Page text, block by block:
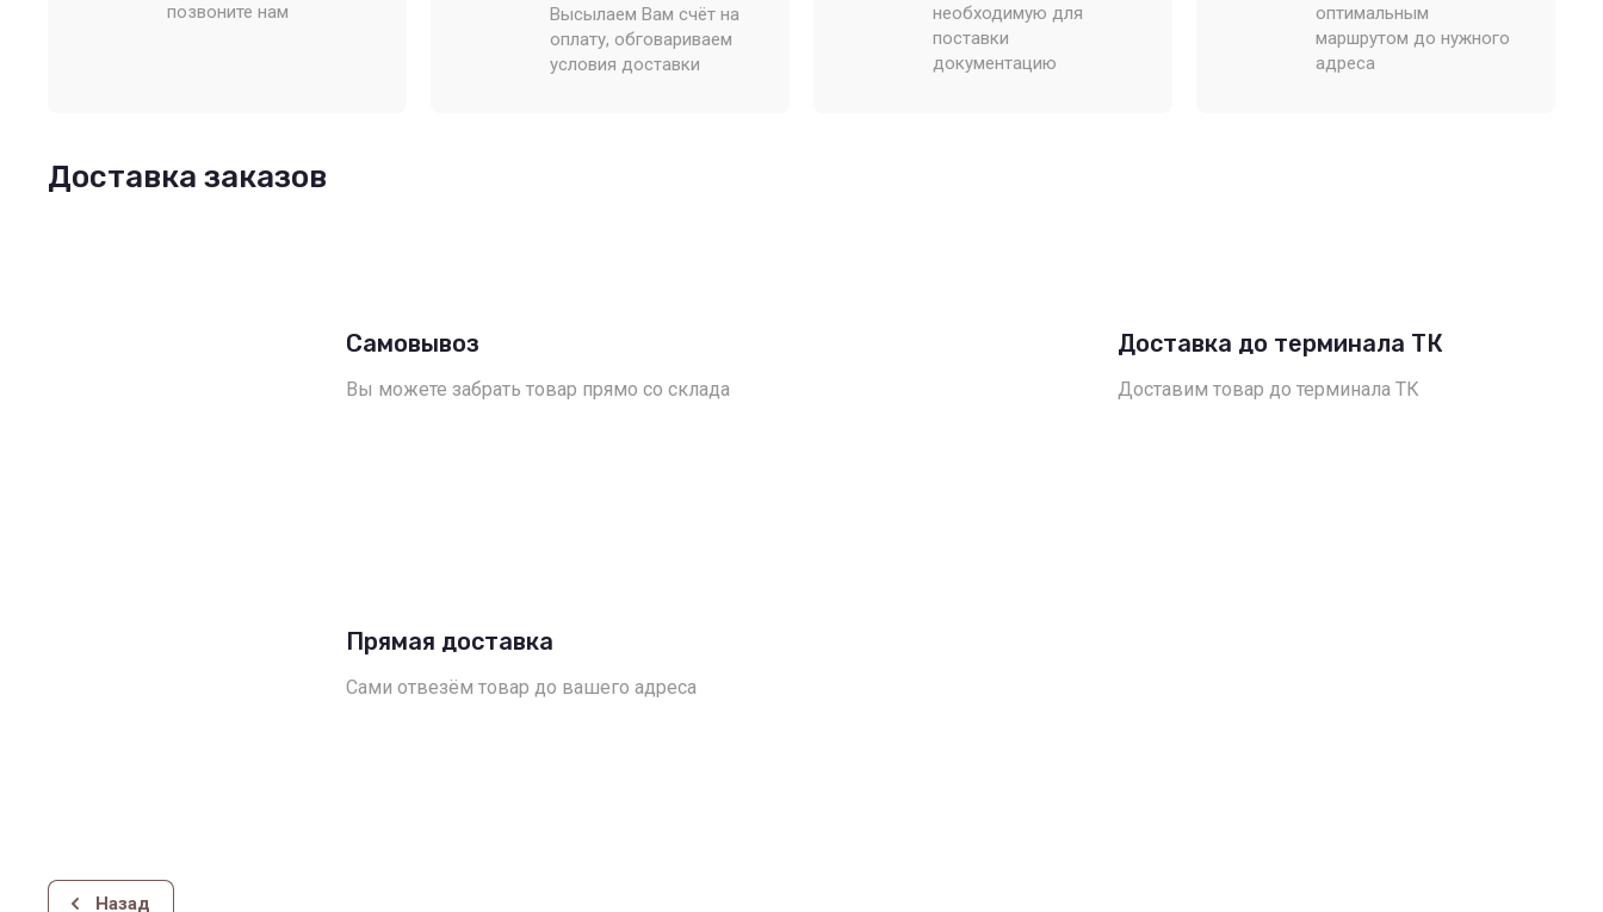
позвоните нам
Высылаем Вам счёт на
оплату, обговариваем
условия доставки
необходимую для
поставки
документацию
оптимальным
маршрутом до нужного
адреса
Доставка заказов
Самовывоз
Вы можете забрать товар прямо со склада
Доставка до терминала ТК
Доставим товар до терминала ТК
Прямая доставка
Сами отвезём товар до вашего адреса
Назад